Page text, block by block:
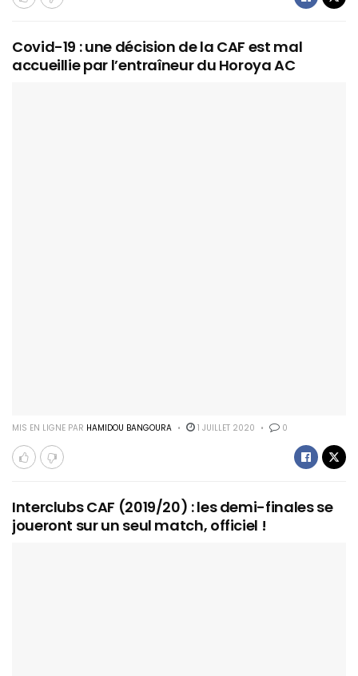
Covid-19 : une décision de la CAF est mal
accueillie par l’entraîneur du Horoya AC
MIS EN LIGNE PAR HAMIDOU BANGOURA 1 JUILLET 2020 0
Interclubs CAF (2019/20) : les demi-finales se
joueront sur un seul match, officiel !